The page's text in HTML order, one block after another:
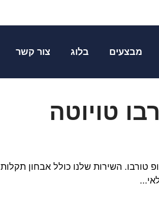
מבצעים בלוג צור קשר
טויוטה
טורבו. השירות שלנו כולל אבחון תקלות